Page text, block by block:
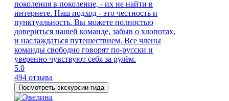
поколения в поколение, - их не найти в
интернете. Наш подход - это честность и
пунктуальность. Вы можете полностью
довериться нашей команде, забыв о хлопотах,
и наслаждаться путешествием. Все члены
команды свободно говорят по-русски и
уверенно чувствуют себя за рулём.
5.0
494 отзыва
Посмотреть экскурсии гида